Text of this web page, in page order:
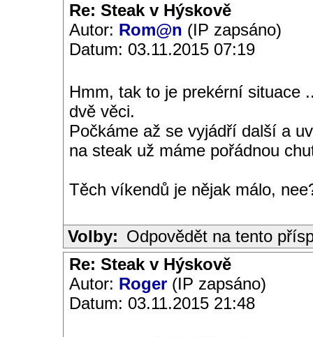
Re: Steak v Hýskově
Autor: Rom@n (IP zapsáno)
Datum: 03.11.2015 07:19
Hmm, tak to je prekérní situace
dvě věci.
Počkáme až se vyjádří další a
na steak už máme pořádnou
Těch víkendů je nějak málo,
Volby: Odpovědět na tento
Re: Steak v Hýskově
Autor: Roger (IP zapsáno)
Datum: 03.11.2015 21:48